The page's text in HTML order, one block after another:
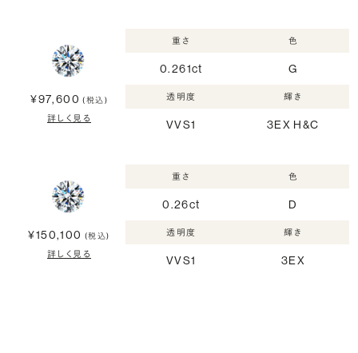
¥97,600 (税込)
詳しく見る
重さ
0.261ct
色
G
透明度
VVS1
輝き
3EX H&C
¥150,100 (税込)
詳しく見る
重さ
0.26ct
色
D
透明度
VVS1
輝き
3EX